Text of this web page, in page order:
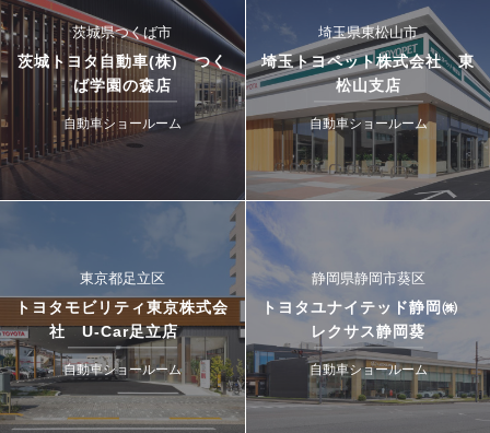
茨城県つくば市
茨城トヨタ自動車(株) つく
ば学園の森店
自動車ショールーム
埼玉県東松山市
埼玉トヨペット株式会社 東
松山支店
自動車ショールーム
東京都足立区
トヨタモビリティ東京株式会
社 U-Car足立店
自動車ショールーム
静岡県静岡市葵区
トヨタユナイテッド静岡㈱
レクサス静岡葵
自動車ショールーム